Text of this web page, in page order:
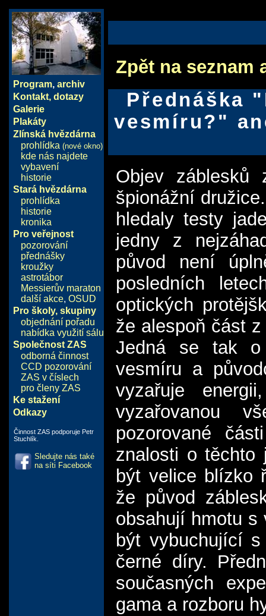
Program, archiv
Kontakt, dotazy
Galerie
Plakáty
Zlínská hvězdárna
prohlídka (nové okno)
kde nás najdete
vybavení
historie
Stará hvězdárna
prohlídka
historie
kronika
Pro veřejnost
pozorování
přednášky
kroužky
astrotábor
Messierův maraton
další akce, OSUD
Pro školy, skupiny
objednání pořadu
nabídka využití sálu
Společnost ZAS
odborná činnost
CCD pozorování
ZAS v číslech
pro členy ZAS
Ke stažení
Odkazy
Činnost ZAS podporuje Petr
Stuchlík.
Sledujte nás také
na síti Facebook
Zpět na seznam
Přednáška
vesmíru?"
Objev
špionážní
hledaly testy
jedny z
původ není
posledních
optických
že alespoň část
Jedná se tak o
vesmíru a
vyzařuje
vyzařovanou
pozorované
znalosti o těchto
být velice blízko
že původ
obsahují hmotu s
být vybuchující s
černé díry.
současných
gama a rozboru